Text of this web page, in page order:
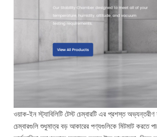
ওয়াক-ইন স্ট্যাবিলিটি টেস্ট চেম্বারটি এর প্রশস্ত
চেম্বারগুলি শুধুমাত্র বড় আকারের পণ্যগুলিকে মিটমাট করতে